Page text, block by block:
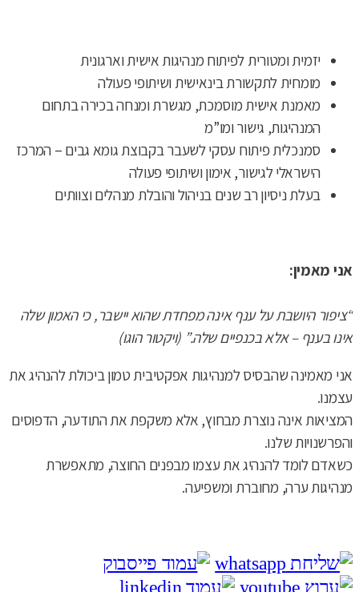
יזמית ומטורית לפיתוח מנהיגות אישית וארגונית
מומחית לתקשורת בינאישית ושיתופי פעולה
מאמנת אישית מוסמכת, מגשרת ומנחה בכירה בתחום
המנהיגות, גישור ומו”מ
סמנכלית פיתוח עסקי לשעבר בקבוצת גומא גבים – המרכז
הישראלי לגישור, אימון ושיתופי פעולה
בעלת ניסיון רב שנים בניהול והובלת מנהלים וצוותים
אני מאמין:
“ציפור היושבת על ענף אינה מפחדת שהוא יישבר, כי האמון שלה
אינו בענף – אלא בכנפיים שלה.” (ויקטור הוגו)
אני מאמינה שהבסיס למנהיגות אפקטיבית טמון ביכולת להנהיג את
עצמנו.
המציאות אינה נוצרת מבחוץ, אלא משקפת את התודעה, הדפוסים
והפרשנויות שלנו.
כשאדם לומד להנהיג את עצמו מבפנים החוצה, מתאפשרת
מנהיגות ערה, מחוברת ומשפיעה.